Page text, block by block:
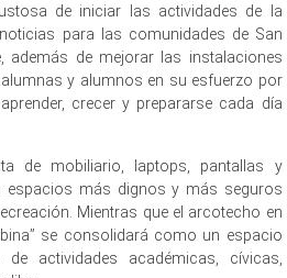
de iniciar las actividades de la
para las comunidades de San
además de mejorar las instalaciones
y alumnos en su esfuerzo por
crecer y prepararse cada día
de mobiliario, laptops, pantallas y
espacios más dignos y más seguros
Mientras que el arcotecho en
se consolidará como un espacio
actividades académicas, cívicas,